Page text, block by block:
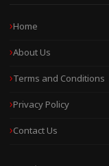
Home
About Us
Terms and Conditions
Privacy Policy
Contact Us